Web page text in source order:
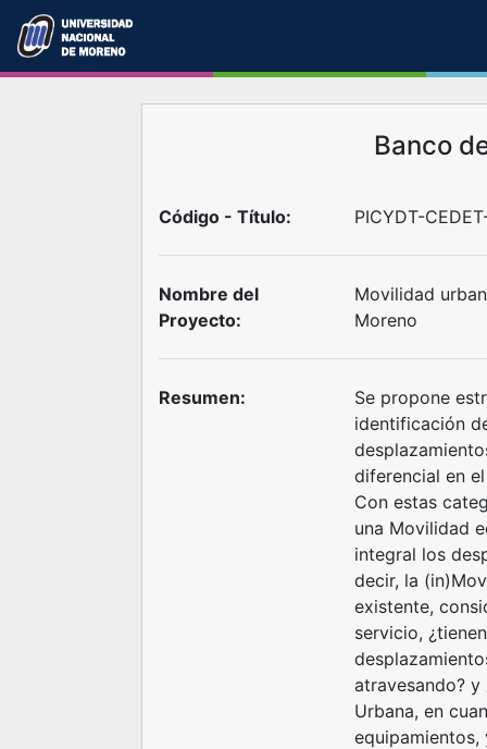
Banco
Código - Título: PICYDT-
Nombre del
Proyecto:
Movilidad
Moreno
Resumen:
Se propone
identificación
diferencial en
Con estas
una Movilidad
integral los
decir, la
existente,
servicio,
atravesando? y
Urbana, en